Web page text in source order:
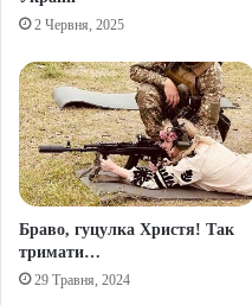
2 Червня, 2025
Браво, гуцулка Христя! Так
тримати…
29 Травня, 2024